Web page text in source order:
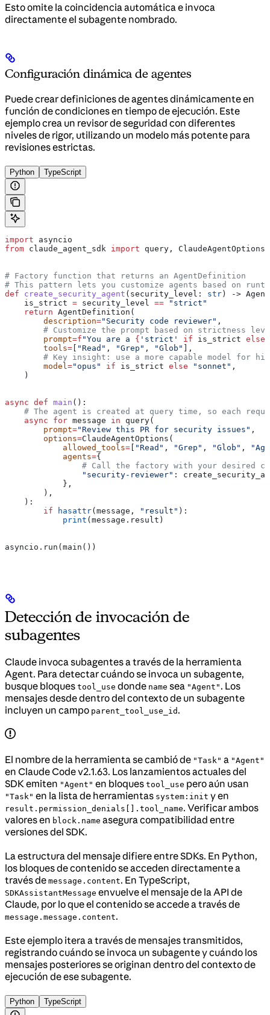
Esto omite la coincidencia automática e invoca
directamente el subagente nombrado.
Configuración dinámica de agentes
Puede crear definiciones de agentes dinámicamente en
función de condiciones en tiempo de ejecución. Este
ejemplo crea un revisor de seguridad con diferentes
niveles de rigor, utilizando un modelo más potente para
revisiones estrictas.
Python TypeScript
import asyncio
from claude_agent_sdk import query,
# Factory function that returns an AgentDefinition
# This pattern lets you customize agents based on
def create_security_agent ( security_level : str ) ->
    is_strict
= security_level == "strict"
    return
AgentDefinition(
        description
="Security code reviewer" ,
# Customize the prompt based on strictness
        prompt
=f "You are a { 'strict' if is_strict else
        tools
= "Read" , "Grep" , "Glob"
],
# Key insight: use a more capable model for
        model
="opus" if is_strict else "sonnet" ,
    )
async def main ():
# The agent is created at query time, so each
    async
for message in query(
        prompt
="Review this PR for security issues" ,
        options
=ClaudeAgentOptions(
            allowed_tools
= "Read" , "Grep" , "Glob" ,
            agents
={
# Call the factory with your desired
                "security-reviewer"
:
            },
        ),
    ):
        if
hasattr(message, "result" ):
            print
(message.result)
asyncio.run(main())
Detección de invocación de
subagentes
Claude invoca subagentes a través de la herramienta
Agent. Para detectar cuándo se invoca un subagente,
busque bloques tool_use donde name sea "Agent" . Los
mensajes desde dentro del contexto de un subagente
incluyen un campo parent_tool_use_id .
El nombre de la herramienta se cambió de "Task" a "Agent"
en Claude Code v2.1.63. Los lanzamientos actuales del
SDK emiten "Agent" en bloques tool_use pero aún usan
"Task" en la lista de herramientas system:init y en
result.permission_denials[].tool_name. Verificar ambos
valores en block.name asegura compatibilidad entre
versiones del SDK.
La estructura del mensaje difiere entre SDKs. En Python,
los bloques de contenido se acceden directamente a
través de message.content. En TypeScript,
SDKAssistantMessage envuelve el mensaje de la API de
Claude, por lo que el contenido se accede a través de
message.message.content.
Este ejemplo itera a través de mensajes transmitidos,
registrando cuándo se invoca un subagente y cuándo los
mensajes posteriores se originan dentro del contexto de
ejecución de ese subagente.
Python TypeScript